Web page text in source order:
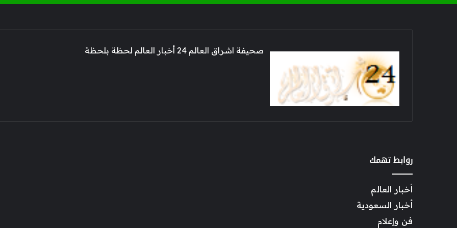
صحيفة اشراق العالم 24 أخبار العالم لحظة بلحظة
روابط تهمك
أخبار العالم
أخبار السعودية
فن وإعلام